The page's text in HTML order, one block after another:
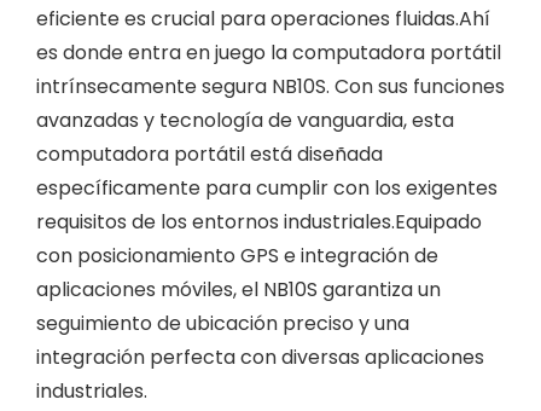
eficiente es crucial para operaciones fluidas.Ahí
es donde entra en juego la computadora portátil
intrínsecamente segura NB10S. Con sus funciones
avanzadas y tecnología de vanguardia, esta
computadora portátil está diseñada
específicamente para cumplir con los exigentes
requisitos de los entornos industriales.Equipado
con posicionamiento GPS e integración de
aplicaciones móviles, el NB10S garantiza un
seguimiento de ubicación preciso y una
integración perfecta con diversas aplicaciones
industriales.